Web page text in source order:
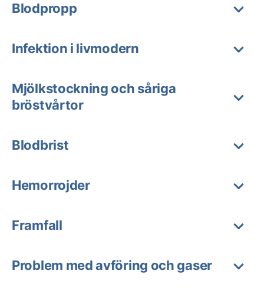
Blodpropp
Infektion i livmodern
Mjölkstockning och såriga
bröstvårtor
Blodbrist
Hemorrojder
Framfall
Problem med avföring och gaser